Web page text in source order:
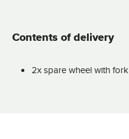
Contents of delivery
2x spare wheel with fork